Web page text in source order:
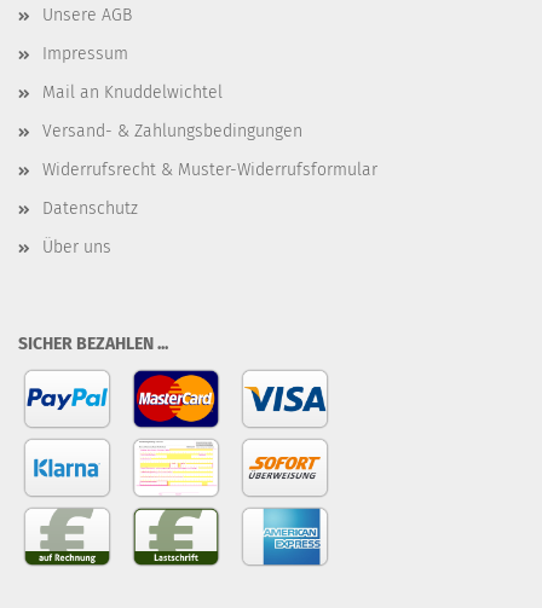
Unsere AGB
Impressum
Mail an Knuddelwichtel
Versand- & Zahlungsbedingungen
Widerrufsrecht & Muster-Widerrufsformular
Datenschutz
Über uns
SICHER BEZAHLEN ...